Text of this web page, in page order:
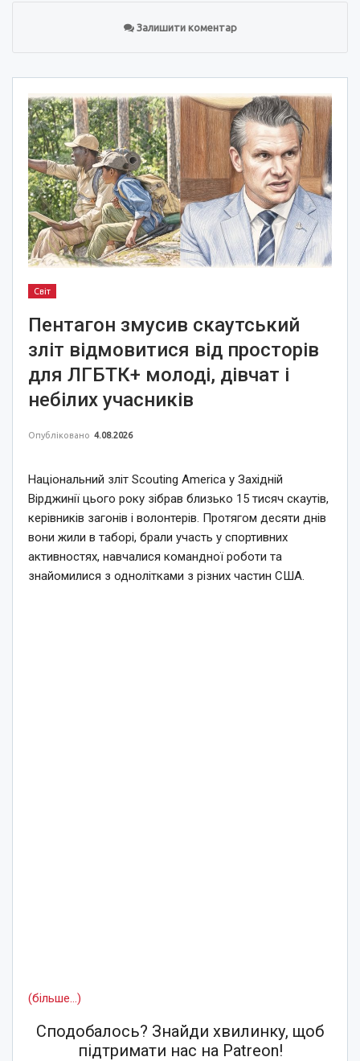
Залишити коментар
Світ
Пентагон змусив скаутський
зліт відмовитися від просторів
для ЛГБТК+ молоді, дівчат і
небілих учасників
Опубліковано 4.08.2026
Національний зліт Scouting America у Західній
Вірджинії цього року зібрав близько 15 тисяч скаутів,
керівників загонів і волонтерів. Протягом десяти днів
вони жили в таборі, брали участь у спортивних
активностях, навчалися командної роботи та
знайомилися з однолітками з різних частин США.
(більше…)
Сподобалось? Знайди хвилинку, щоб
підтримати нас на Patreon!